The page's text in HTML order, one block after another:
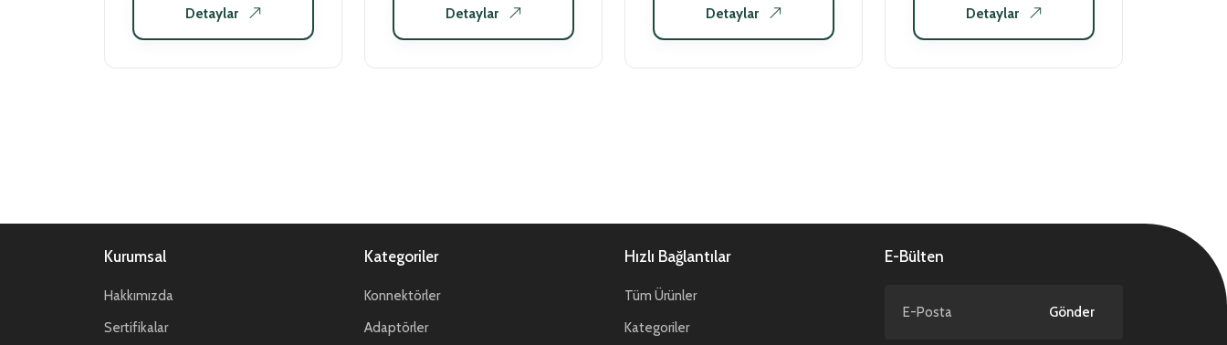
Detaylar Detaylar Detaylar Detaylar
Kurumsal
Hakkımızda
Sertifikalar
Kategoriler
Konnektörler
Adaptörler
Hızlı Bağlantılar
Tüm Ürünler
Kategoriler
E-Bülten
Gönder